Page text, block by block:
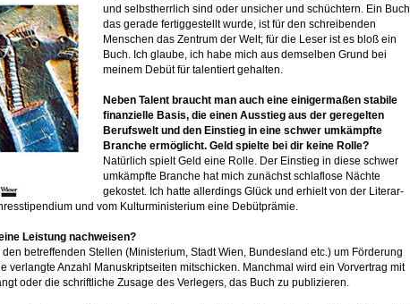
und selbstherrlich sind oder unsicher und schüchtern. Ein Buch,
das gerade fertiggestellt wurde, ist für den schreibenden
Menschen das Zentrum der Welt; für die Leser ist es bloß ein
Buch. Ich glaube, ich habe mich aus demselben Grund bei
meinem Debüt für talentiert gehalten.
Neben Talent braucht man auch eine einigermaßen stabile
finanzielle Basis, die einen Ausstieg aus der geregelten
Berufswelt und den Einstieg in eine schwer umkämpfte
Branche ermöglicht. Geld spielte bei dir keine Rolle?
Natürlich spielt Geld eine Rolle. Der Einstieg in diese schwer
umkämpfte Branche hat mich zunächst schlaflose Nächte
gekostet. Ich hatte allerdings Glück und erhielt von der Literar-
und vom Kulturministerium eine Debütprämie.
Leistung nachweisen?
betreffenden Stellen (Ministerium, Stadt Wien, Bundesland etc.) um Förderung
verlangte Anzahl Manuskriptseiten mitschicken. Manchmal wird ein Vorvertrag mit
oder die schriftliche Zusage des Verlegers, das Buch zu publizieren.